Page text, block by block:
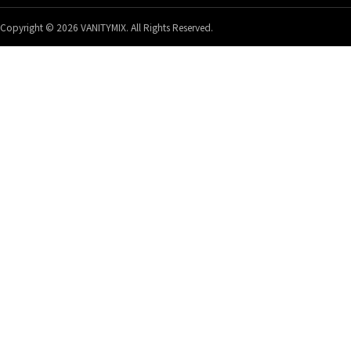
Copyright © 2026 VANITYMIX. All Rights Reserved.